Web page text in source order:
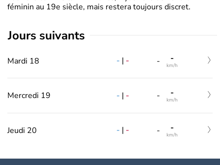
féminin au 19e siècle, mais restera toujours discret.
jours suivants
Mardi 18 - | - - -
km/h
Mercredi 19 - | - - -
km/h
Jeudi 20 - | - - -
km/h